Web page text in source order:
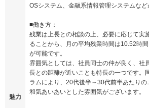
魅力
OSシステム、金融系情報管理システムなど
■働き方：
残業は上長との相談の上、必要に応じて実
ることから、月の平均残業時間は10.52時
が可能です。
雰囲気としては、社員同士の仲が良く、社
長との距離が近いことも特長の一つです。
ラムにより、20代後半～30代前半あたりの
和気あいあいとした雰囲気がございます。